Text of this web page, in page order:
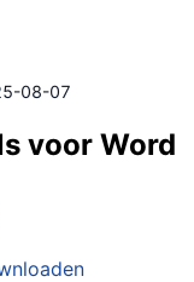
08-07
voor Word